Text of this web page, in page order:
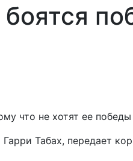
что не хотят ее
Табах, передает